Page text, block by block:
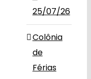
25/07/26
Colônia
de
Férias